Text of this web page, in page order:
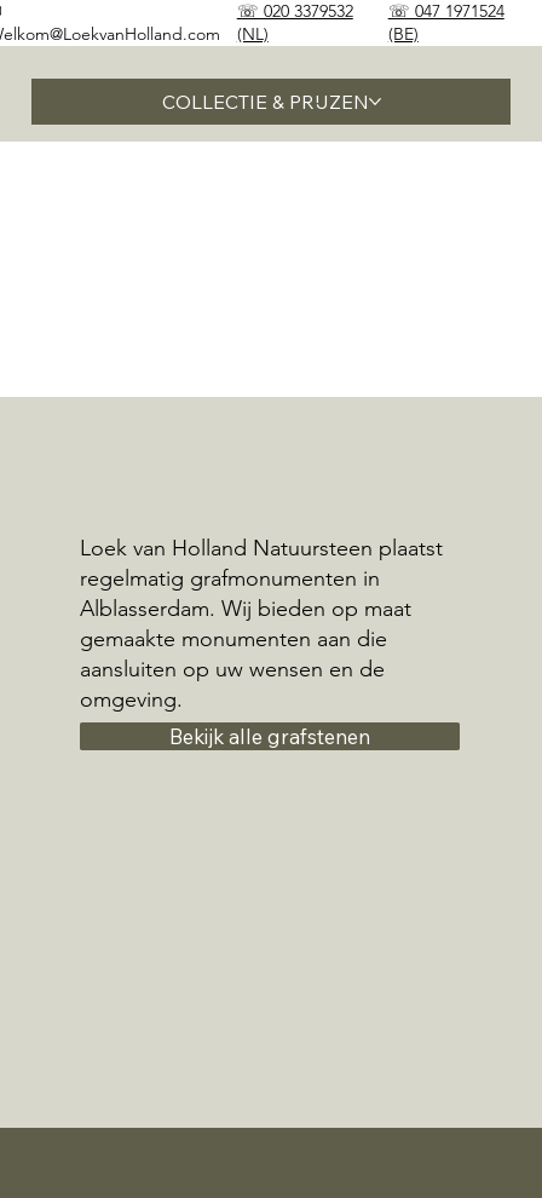
☏ 020 3379532
(NL)
☏ 047 1971524
(BE)
COLLECTIE & PRIJZEN
Loek van Holland Natuursteen plaatst
regelmatig grafmonumenten in
Alblasserdam. Wij bieden op maat
gemaakte monumenten aan die
aansluiten op uw wensen en de
omgeving.
Bekijk alle grafstenen